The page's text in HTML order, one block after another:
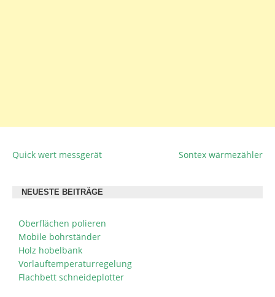
BEITRAGSNAVIGATION
Quick wert messgerät Sontex wärmezähler
NEUESTE BEITRÄGE
Oberflächen polieren
Mobile bohrständer
Holz hobelbank
Vorlauftemperaturregelung
Flachbett schneideplotter